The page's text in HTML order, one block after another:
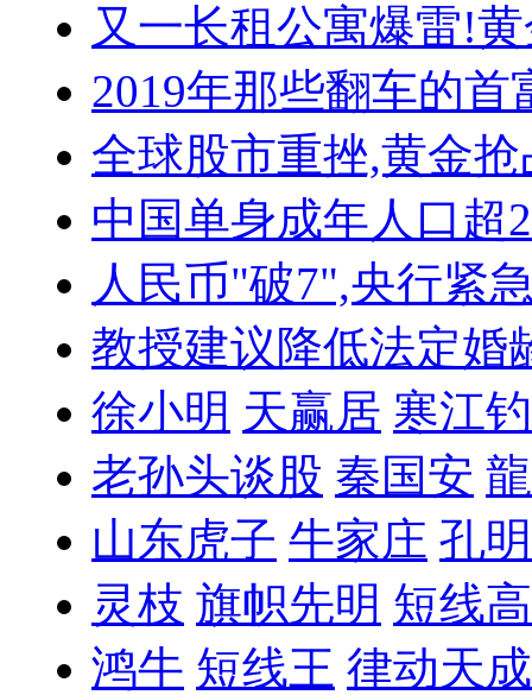
又一长租公寓爆雷!
2019年那些翻车的首
全球股市重挫,黄金抢
中国单身成年人口超
人民币"破7",央行紧
教授建议降低法定婚
徐小明 天赢居 寒江
老孙头谈股 秦国安
山东虎子 牛家庄 孔
灵枝 旗帜先明 短线
鸿牛 短线王 律动天成